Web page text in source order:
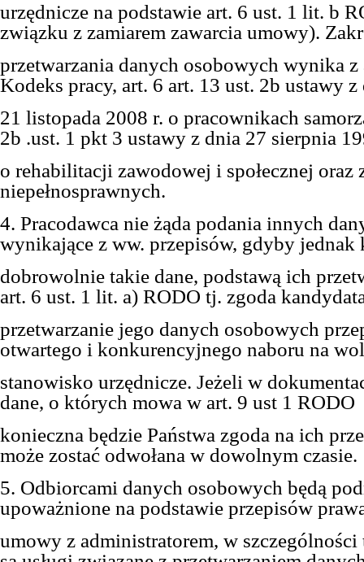
urzędnicze na podstawie art. 6 ust. 1 lit. b
związku z zamiarem zawarcia umowy).
przetwarzania danych osobowych wynika
Kodeks pracy, art. 6 art. 13 ust. 2b ustawy z
21 listopada 2008 r. o pracownikach
2b .ust. 1 pkt 3 ustawy z dnia 27 sierpnia
o rehabilitacji zawodowej i społecznej oraz
niepełnosprawnych.
4. Pracodawca nie żąda podania innych
wynikające z ww. przepisów, gdyby jednak
dobrowolnie takie dane, podstawą ich
art. 6 ust. 1 lit. a) RODO tj. zgoda
przetwarzanie jego danych osobowych
otwartego i konkurencyjnego naboru na
stanowisko urzędnicze. Jeżeli w
dane, o których mowa w art. 9 ust 1 RODO
konieczna będzie Państwa zgoda na ich
może zostać odwołana w dowolnym czasie.
5. Odbiorcami danych osobowych będą
upoważnione na podstawie przepisów
umowy z administratorem, w szczególności